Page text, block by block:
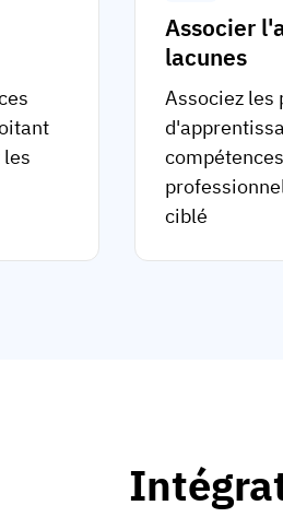
Associer
lacunes
Associez les
ciblé